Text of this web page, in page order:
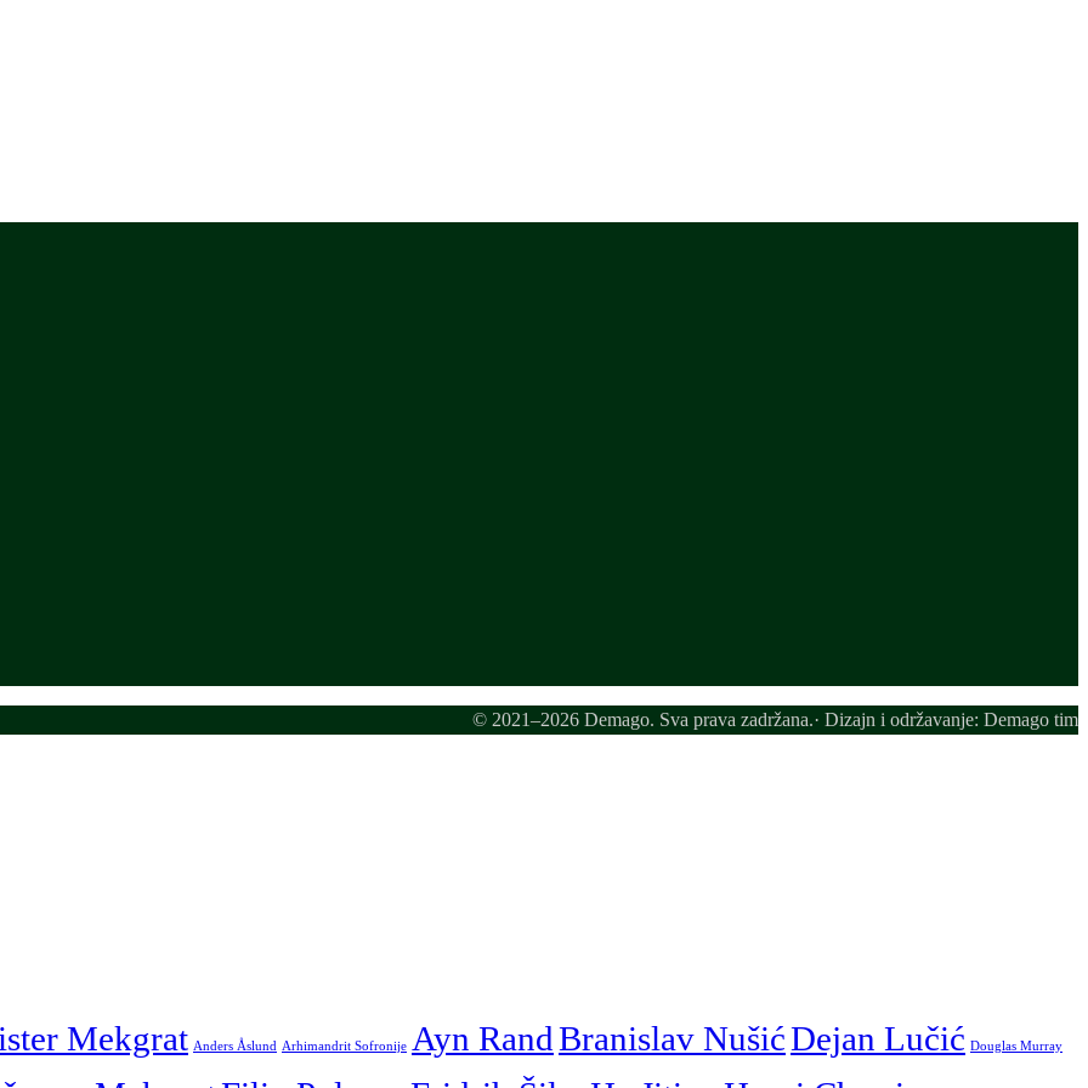
© 2021–2026 Demago. Sva prava zadržana.· Dizajn i održavanje: Demago tim
Mekgrat Anders Åslund Arhimandrit Sofronije Ayn RandBranislav NušićDejan Lučić Douglas Murray